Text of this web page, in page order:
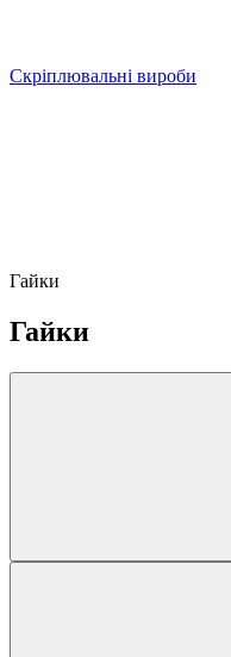
Скріплювальні вироби
Гайки
Гайки